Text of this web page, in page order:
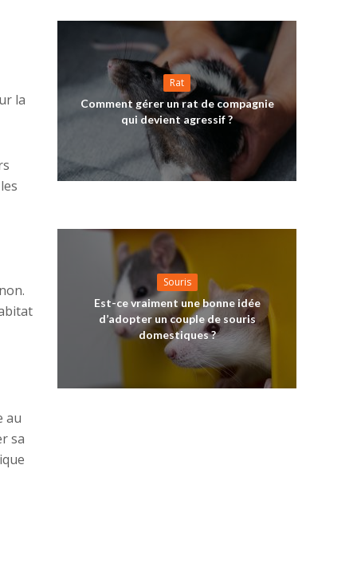
la
au
sa
Rat
Comment gérer un rat de compagnie
qui devient agressif ?
Souris
Est-ce vraiment une bonne idée
d’adopter un couple de souris
domestiques ?